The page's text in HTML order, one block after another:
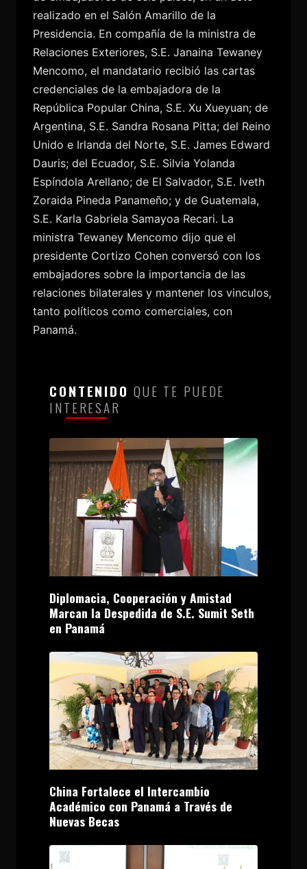
realizado en el Salón Amarillo de la
Presidencia. En compañía de la ministra de
Relaciones Exteriores, S.E. Janaina Tewaney
Mencomo, el mandatario recibió las cartas
credenciales de la embajadora de la
República Popular China, S.E. Xu Xueyuan; de
Argentina, S.E. Sandra Rosana Pitta; del Reino
Unido e Irlanda del Norte, S.E. James Edward
Dauris; del Ecuador, S.E. Silvia Yolanda
Espíndola Arellano; de El Salvador, S.E. Iveth
Zoraida Pineda Panameño; y de Guatemala,
S.E. Karla Gabriela Samayoa Recari. La
ministra Tewaney Mencomo dijo que el
presidente Cortizo Cohen conversó con los
embajadores sobre la importancia de las
relaciones bilaterales y mantener los vinculos,
tanto políticos como comerciales, con
Panamá.
CONTENIDO QUE TE PUEDE
INTERESAR
Diplomacia, Cooperación y Amistad
Marcan la Despedida de S.E. Sumit Seth
en Panamá
China Fortalece el Intercambio
Académico con Panamá a Través de
Nuevas Becas